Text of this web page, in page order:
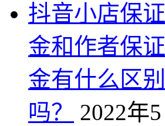
抖音小店保证
金和作者保证
金有什么区别
吗？
2022年5